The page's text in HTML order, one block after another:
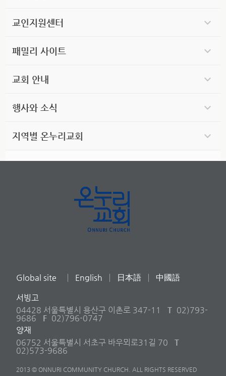
교인지원센터
패밀리 사이트
교회 안내
행사와 소식
지역별 온누리교회
Global site English 日本語 中國語
서빙고
04428 서울특별시 용산구 이촌로 347-11
T 02)793-
9686
F 02)796-0747
양재
06752 서울특별시 서초구 바우뫼로31길 70
T
02)573-9686
2013 © ONNURI COMMUNITY CHURCH. ALL RIGHTS RESERVED